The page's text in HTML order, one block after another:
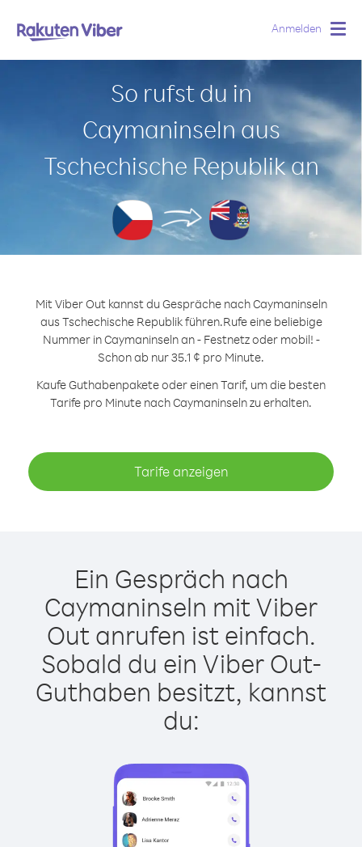
Anmelden
So rufst du in
Caymaninseln aus
Tschechische Republik an
Mit Viber Out kannst du Gespräche nach Caymaninseln
aus Tschechische Republik führen.Rufe eine beliebige
Nummer in Caymaninseln an - Festnetz oder mobil! -
Schon ab nur 35.1 ¢ pro Minute.
Kaufe Guthabenpakete oder einen Tarif, um die besten
Tarife pro Minute nach Caymaninseln zu erhalten.
Tarife anzeigen
Ein Gespräch nach
Caymaninseln mit Viber
Out anrufen ist einfach.
Sobald du ein Viber Out-
Guthaben besitzt, kannst
du: